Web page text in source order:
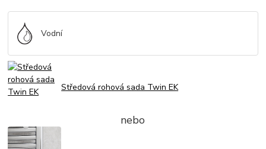
Vodní
Středová rohová sada Twin EK
nebo